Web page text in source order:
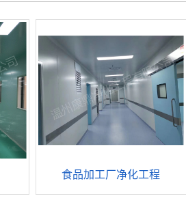
食品加工厂净化工程